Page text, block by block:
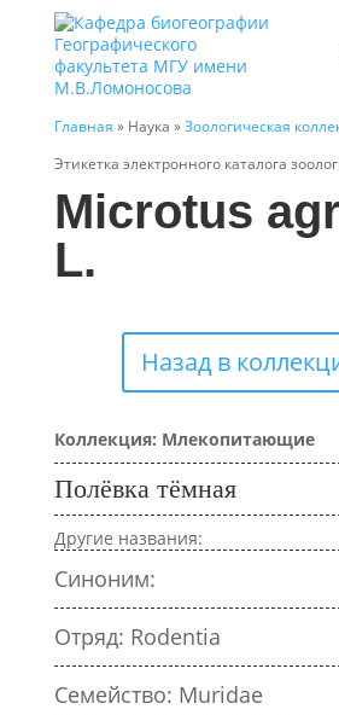
Главная » Наука »Зоологическая
Этикетка электронного каталога
Microtus
L.
Назад в
Коллекция: Млекопитающие
Полёвка тёмная
Другие названия:
Синоним:
Отряд: Rodentia
Семейство: Muridae